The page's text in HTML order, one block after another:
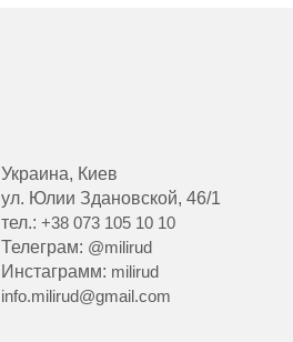
Украина, Киев
ул. Юлии Здановской, 46/1
тел.:+38 073 105 10 10
Телеграм: @milirud
Инстаграмм: milirud
info.milirud@gmail.com